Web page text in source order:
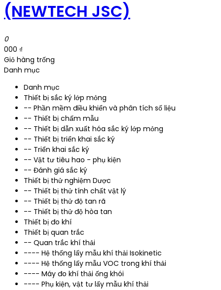
0
000 ₫
Giỏ hàng trống
Danh mục
Danh mục
Thiết bị sắc ký lớp mỏng
-- Phần mềm điều khiển và phân tích số liệu
-- Thiết bị chấm mẫu
-- Thiết bị dẫn xuất hóa sắc ký lớp mỏng
-- Thiết bị triển khai sắc ký
-- Triển khai sắc ký
-- Vật tư tiêu hao - phụ kiện
-- Đánh giá sắc ký
Thiết bị thử nghiệm Dược
-- Thiết bị thử tính chất vật lý
-- Thiết bị thử độ tan rã
-- Thiết bị thử độ hòa tan
Thiết bị đo khí
Thiết bị quan trắc
-- Quan trắc khí thải
---- Hệ thống lấy mẫu khí thải Isokinetic
---- Hệ thống lấy mẫu VOC trong khí thải
---- Máy đo khí thải ống khói
---- Phụ kiện, vật tư lấy mẫu khí thải